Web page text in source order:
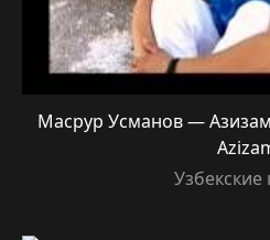
Масрур Усманов —
Узбекские